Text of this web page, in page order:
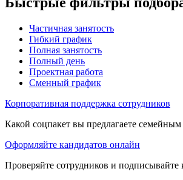
Частичная занятость
Гибкий график
Полная занятость
Полный день
Проектная работа
Сменный график
Корпоративная поддержка сотрудников
Какой соцпакет вы предлагаете
Оформляйте кандидатов онлайн
Проверяйте сотрудников и